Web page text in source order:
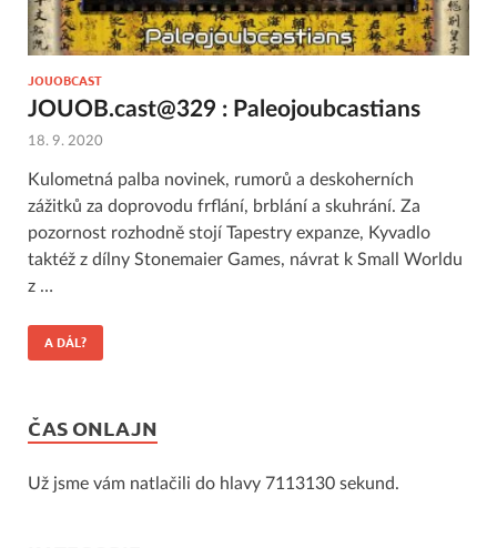
JOUOBCAST
JOUOB.cast@329 : Paleojoubcastians
18. 9. 2020
Kulometná palba novinek, rumorů a deskoherních
zážitků za doprovodu frflání, brblání a skuhrání. Za
pozornost rozhodně stojí Tapestry expanze, Kyvadlo
taktéž z dílny Stonemaier Games, návrat k Small Worldu
z …
A DÁL?
ČAS ONLAJN
Už jsme vám natlačili do hlavy 7113130 sekund.